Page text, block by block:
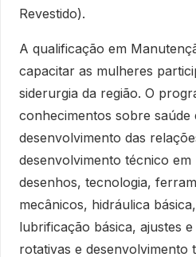
Revestido).
A qualificação em
capacitar as mulheres
siderurgia da região. O
conhecimentos sobre saúde
desenvolvimento das
desenvolvimento técnico
desenhos, tecnologia,
mecânicos, hidráulica
lubrificação básica, ajustes
rotativas e desenvolvimento